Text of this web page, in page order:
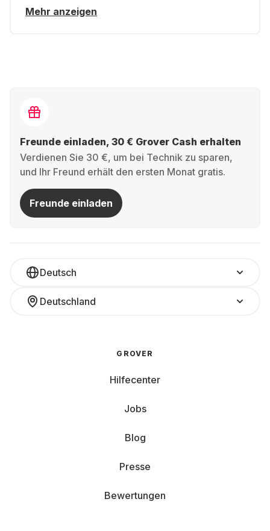
Mehr anzeigen
Freunde einladen, 30 € Grover Cash erhalten
Verdienen Sie 30 €, um bei Technik zu sparen,
und Ihr Freund erhält den ersten Monat gratis.
Freunde einladen
Deutsch
Deutschland
GROVER
Hilfecenter
Jobs
Blog
Presse
Bewertungen